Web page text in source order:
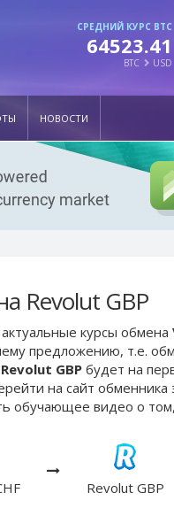
СРЕДНИЙ КУРС BTC
64523.41
BTC USD
НОВОСТИ
Revolut GBP
курсы обмена
предложению, т.е.
GBP будет на
на сайт обменника
обучающее видео о том,
Revolut GBP